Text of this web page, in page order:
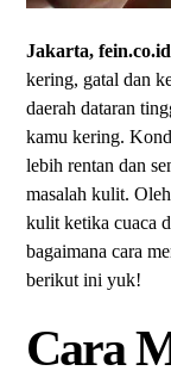
Jakarta, fein.co.id
kering, gatal dan
daerah dataran
kamu kering.
lebih rentan dan
masalah kulit.
kulit ketika cuaca
bagaimana cara
berikut ini yuk!
Cara